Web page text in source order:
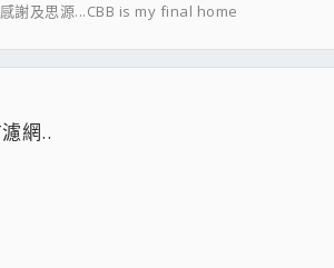
謝及思源...CBB is my final home
網..